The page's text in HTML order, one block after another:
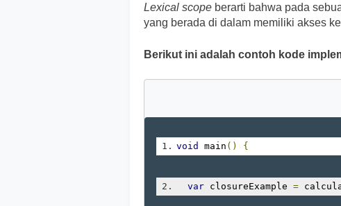
Lexical scope berarti bahwa pada
yang berada di dalam memiliki akses
Berikut ini adalah contoh kode
void main () {
var closureExample =